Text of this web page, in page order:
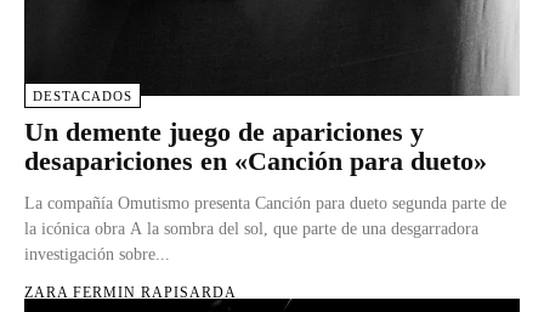
DESTACADOS
Un demente juego de apariciones y
desapariciones en «Canción para dueto»
La compañía Omutismo presenta Canción para dueto segunda parte de
la icónica obra A la sombra del sol, que parte de una desgarradora
investigación sobre...
ZARA FERMIN RAPISARDA